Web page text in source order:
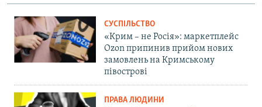
СУСПІЛЬСТВО
«Крим – не Росія»: маркетплейс
Ozon припинив прийом нових
замовлень на Кримському
півострові
ПРАВА ЛЮДИНИ